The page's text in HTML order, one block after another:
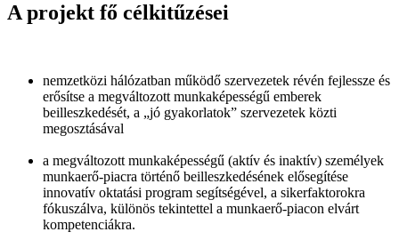
A projekt fő célkitűzései
nemzetközi hálózatban működő szervezetek révén fejlessze és
erősítse a megváltozott munkaképességű emberek
beilleszkedését, a „jó gyakorlatok” szervezetek közti
megosztásával
a megváltozott munkaképességű (aktív és inaktív) személyek
munkaerő-piacra történő beilleszkedésének elősegítése
innovatív oktatási program segítségével, a sikerfaktorokra
fókuszálva, különös tekintettel a munkaerő-piacon elvárt
kompetenciákra.